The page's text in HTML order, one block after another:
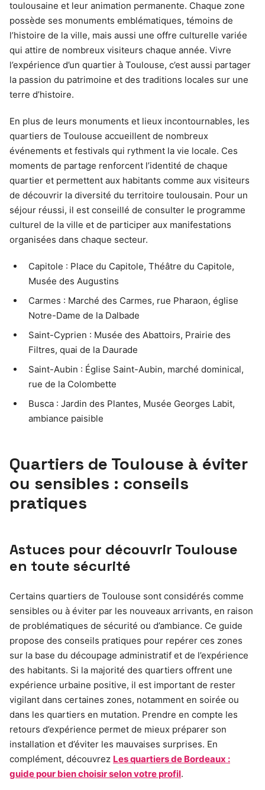
toulousaine et leur animation permanente. Chaque zone
possède ses monuments emblématiques, témoins de
l’histoire de la ville, mais aussi une offre culturelle variée
qui attire de nombreux visiteurs chaque année. Vivre
l’expérience d’un quartier à Toulouse, c’est aussi partager
la passion du patrimoine et des traditions locales sur une
terre d’histoire.
En plus de leurs monuments et lieux incontournables, les
quartiers de Toulouse accueillent de nombreux
événements et festivals qui rythment la vie locale. Ces
moments de partage renforcent l’identité de chaque
quartier et permettent aux habitants comme aux visiteurs
de découvrir la diversité du territoire toulousain. Pour un
séjour réussi, il est conseillé de consulter le programme
culturel de la ville et de participer aux manifestations
organisées dans chaque secteur.
Capitole : Place du Capitole, Théâtre du Capitole,
Musée des Augustins
Carmes : Marché des Carmes, rue Pharaon, église
Notre-Dame de la Dalbade
Saint-Cyprien : Musée des Abattoirs, Prairie des
Filtres, quai de la Daurade
Saint-Aubin : Église Saint-Aubin, marché dominical,
rue de la Colombette
Busca : Jardin des Plantes, Musée Georges Labit,
ambiance paisible
Quartiers de Toulouse à éviter
ou sensibles : conseils
pratiques
Astuces pour découvrir Toulouse
en toute sécurité
Certains quartiers de Toulouse sont considérés comme
sensibles ou à éviter par les nouveaux arrivants, en raison
de problématiques de sécurité ou d’ambiance. Ce guide
propose des conseils pratiques pour repérer ces zones
sur la base du découpage administratif et de l’expérience
des habitants. Si la majorité des quartiers offrent une
expérience urbaine positive, il est important de rester
vigilant dans certaines zones, notamment en soirée ou
dans les quartiers en mutation. Prendre en compte les
retours d’expérience permet de mieux préparer son
installation et d’éviter les mauvaises surprises. En
complément, découvrez Les quartiers de Bordeaux :
guide pour bien choisir selon votre profil.